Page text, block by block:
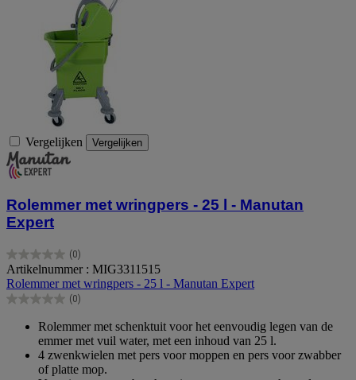
Vergelijken Vergelijken
Rolemmer met wringpers - 25 l - Manutan
Expert
(0)
0.0
van
de
5
Artikelnummer : MIG3311515
Rolemmer met wringpers - 25 l - Manutan Expert
(0)
0.0
sterren.
Rolemmer met schenktuit voor het eenvoudig legen van de
emmer met vuil water, met een inhoud van 25 l.
4 zwenkwielen met pers voor moppen en pers voor zwabber
of platte mop.